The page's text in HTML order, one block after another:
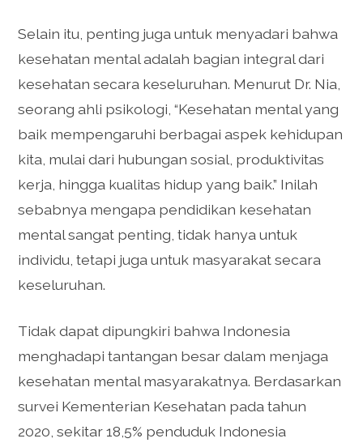
Selain itu, penting juga untuk menyadari bahwa
kesehatan mental adalah bagian integral dari
kesehatan secara keseluruhan. Menurut Dr. Nia,
seorang ahli psikologi, “Kesehatan mental yang
baik mempengaruhi berbagai aspek kehidupan
kita, mulai dari hubungan sosial, produktivitas
kerja, hingga kualitas hidup yang baik.” Inilah
sebabnya mengapa pendidikan kesehatan
mental sangat penting, tidak hanya untuk
individu, tetapi juga untuk masyarakat secara
keseluruhan.
Tidak dapat dipungkiri bahwa Indonesia
menghadapi tantangan besar dalam menjaga
kesehatan mental masyarakatnya. Berdasarkan
survei Kementerian Kesehatan pada tahun
2020, sekitar 18,5% penduduk Indonesia